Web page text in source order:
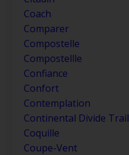
Coach
Comparer
Compostelle
Compostellle
Confiance
Confort
Contemplation
Continental Divide Trail
Coquille
Coupe-Vent